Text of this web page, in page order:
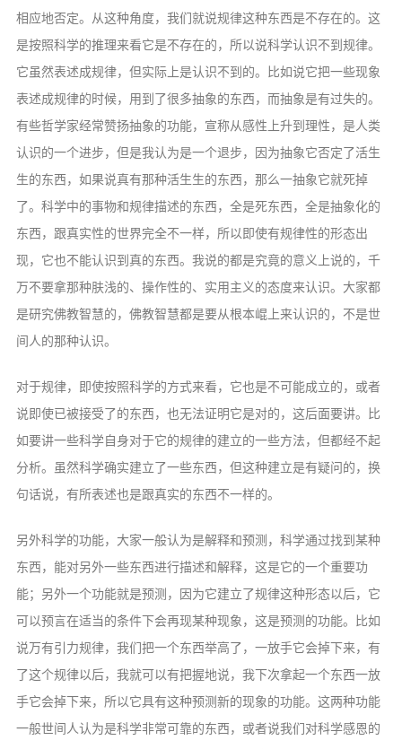
相应地否定。从这种角度，我们就说规律这种东西是不存在的。这
是按照科学的推理来看它是不存在的，所以说科学认识不到规律。
它虽然表述成规律，但实际上是认识不到的。比如说它把一些现象
表述成规律的时候，用到了很多抽象的东西，而抽象是有过失的。
有些哲学家经常赞扬抽象的功能，宣称从感性上升到理性，是人类
认识的一个进步，但是我认为是一个退步，因为抽象它否定了活生
生的东西，如果说真有那种活生生的东西，那么一抽象它就死掉
了。科学中的事物和规律描述的东西，全是死东西，全是抽象化的
东西，跟真实性的世界完全不一样，所以即使有规律性的形态出
现，它也不能认识到真的东西。我说的都是究竟的意义上说的，千
万不要拿那种肤浅的、操作性的、实用主义的态度来认识。大家都
是研究佛教智慧的，佛教智慧都是要从根本崐上来认识的，不是世
间人的那种认识。
对于规律，即使按照科学的方式来看，它也是不可能成立的，或者
说即使已被接受了的东西，也无法证明它是对的，这后面要讲。比
如要讲一些科学自身对于它的规律的建立的一些方法，但都经不起
分析。虽然科学确实建立了一些东西，但这种建立是有疑问的，换
句话说，有所表述也是跟真实的东西不一样的。
另外科学的功能，大家一般认为是解释和预测，科学通过找到某种
东西，能对另外一些东西进行描述和解释，这是它的一个重要功
能；另外一个功能就是预测，因为它建立了规律这种形态以后，它
可以预言在适当的条件下会再现某种现象，这是预测的功能。比如
说万有引力规律，我们把一个东西举高了，一放手它会掉下来，有
了这个规律以后，我就可以有把握地说，我下次拿起一个东西一放
手它会掉下来，所以它具有这种预测新的现象的功能。这两种功能
一般世间人认为是科学非常可靠的东西，或者说我们对科学感恩的